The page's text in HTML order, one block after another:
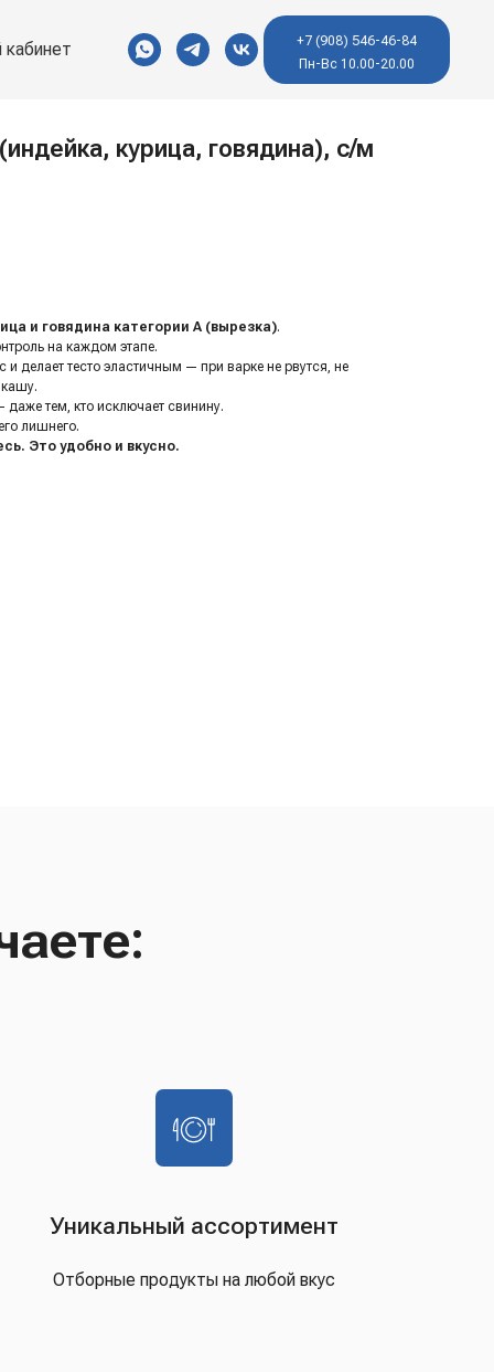
+7 (908) 546-46-84
Пн-Вс 10.00-20.00
курица, говядина), с/м
и говядина категории А (вырезка).
на каждом этапе.
и делает тесто эластичным — при варке не рвутся, не
тем, кто исключает свинину.
лишнего.
Это удобно и вкусно.
Уникальный ассортимент
Отборные продукты на любой вкус